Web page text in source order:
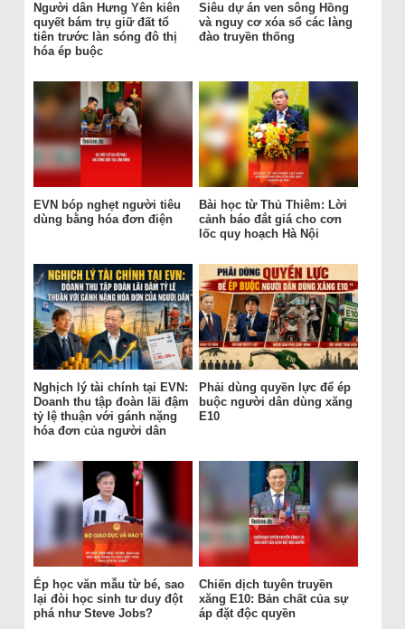
Người dân Hưng Yên kiên
quyết bám trụ giữ đất tổ
tiên trước làn sóng đô thị
hóa ép buộc
Siêu dự án ven sông Hồng
và nguy cơ xóa sổ các làng
đào truyền thống
EVN bóp nghẹt người tiêu
dùng bằng hóa đơn điện
Bài học từ Thủ Thiêm: Lời
cảnh báo đắt giá cho cơn
lốc quy hoạch Hà Nội
Nghịch lý tài chính tại EVN:
Doanh thu tập đoàn lãi đậm
tỷ lệ thuận với gánh nặng
hóa đơn của người dân
Phải dùng quyền lực để ép
buộc người dân dùng xăng
E10
Ép học văn mẫu từ bé, sao
lại đòi học sinh tư duy đột
phá như Steve Jobs?
Chiến dịch tuyên truyền
xăng E10: Bản chất của sự
áp đặt độc quyền